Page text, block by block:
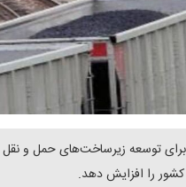
برای توسعه زیرساخت‌های حمل ‌و
را افزایش دهد.